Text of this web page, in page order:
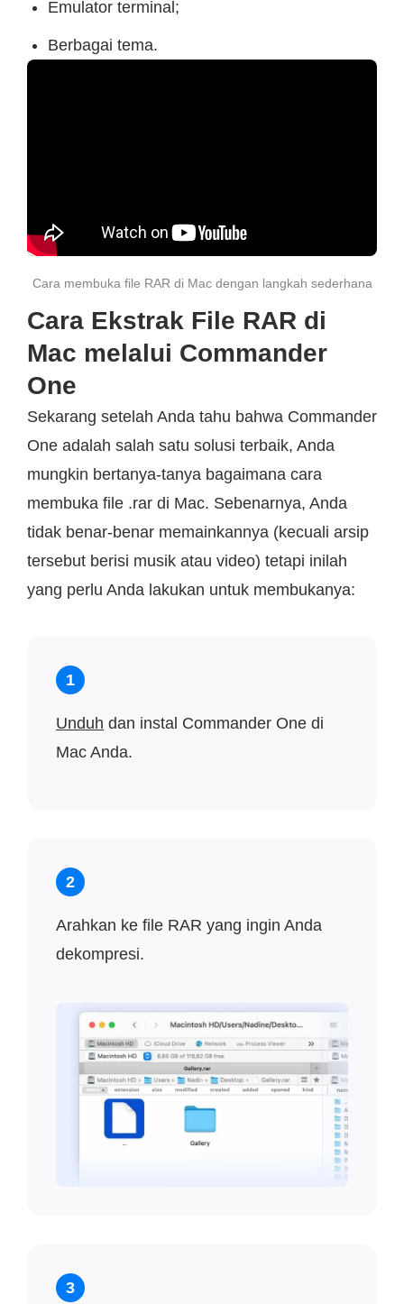
Emulator terminal;
Berbagai tema.
Cara membuka file RAR di Mac dengan langkah sederhana
Cara Ekstrak File RAR di
Mac melalui Commander
One
Sekarang setelah Anda tahu bahwa Commander
One adalah salah satu solusi terbaik, Anda
mungkin bertanya-tanya bagaimana cara
membuka file .rar di Mac. Sebenarnya, Anda
tidak benar-benar memainkannya (kecuali arsip
tersebut berisi musik atau video) tetapi inilah
yang perlu Anda lakukan untuk membukanya:
1
Unduh dan instal Commander One di
Mac Anda.
2
Arahkan ke file RAR yang ingin Anda
dekompresi.
3